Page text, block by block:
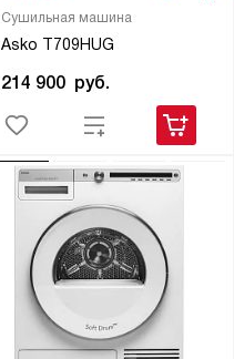
Сушильная машина
Asko T709HUG
214 900 руб.